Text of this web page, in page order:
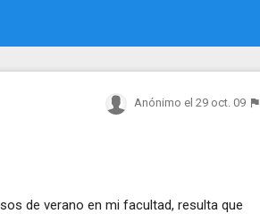
Anónimo el 29 oct. 09
de verano en mi facultad, resulta que